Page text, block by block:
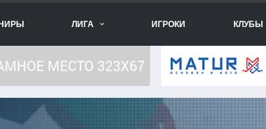
ЛИГА ИГРОКИ КЛУБЫ